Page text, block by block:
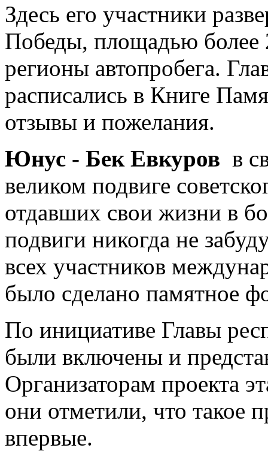
Здесь его участники
Победы, площадью более
регионы автопробега.
расписались в Книге
отзывы и пожелания.
Юнус - Бек Евкуров в
великом подвиге
отдавших свои жизни в
подвиги никогда не
всех участников
было сделано памятное
По инициативе Главы
были включены и
Организаторам проекта
они отметили, что такое
впервые.